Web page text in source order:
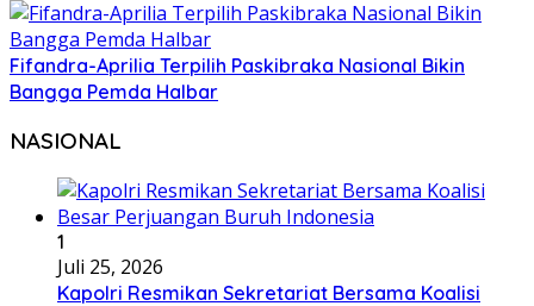
Fifandra-Aprilia Terpilih Paskibraka Nasional Bikin
Bangga Pemda Halbar
NASIONAL
1
Juli 25, 2026
Kapolri Resmikan Sekretariat Bersama Koalisi